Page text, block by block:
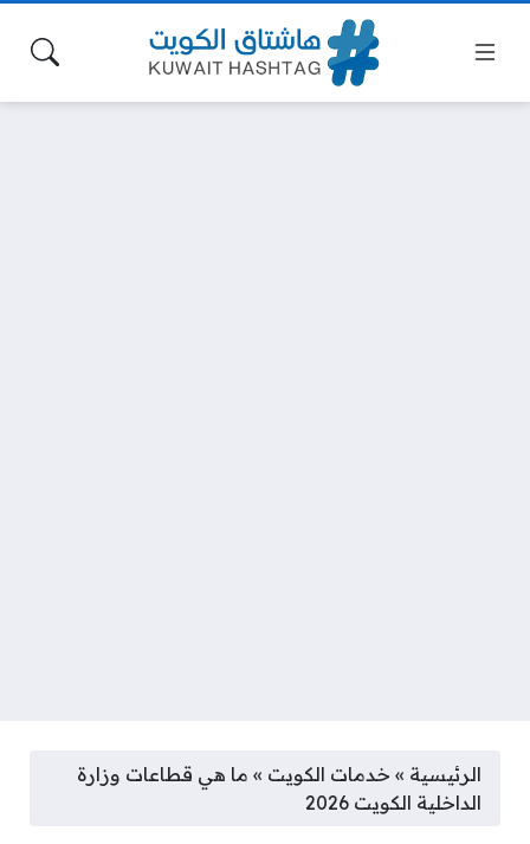
الرئيسية » خدمات الكويت » ما هي قطاعات وزارة
الداخلية الكويت 2026